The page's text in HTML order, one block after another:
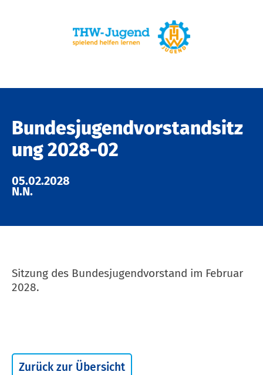
Bundesjugendvorstandsitz
ung 2028-02
05.02.2028
N.N.
Sitzung des Bundesjugendvorstand im Februar
2028.
Zurück zur Übersicht